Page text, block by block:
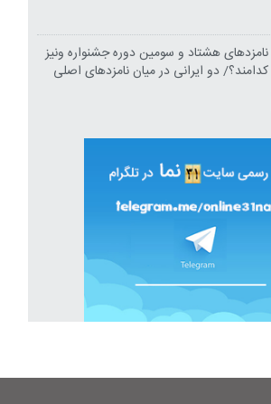
نامزدهای هشتاد و سومین دوره جشنواره ونیز
کدامند؟/ دو ایرانی در میان نامزدهای اصلی